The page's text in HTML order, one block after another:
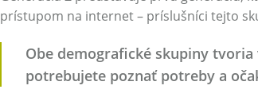
prístupom na internet – príslušníci tejto
Obe demografické skupiny
potrebujete poznať potreby a